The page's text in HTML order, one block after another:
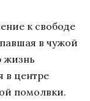
к свободе
в чужой
жизнь
в центре
помолвки.